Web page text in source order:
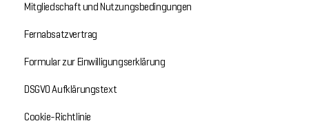
Mitgliedschaft und Nutzungsbedingungen
Fernabsatzvertrag
Formular zur Einwilligungserklärung
DSGVO Aufklärungstext
Cookie-Richtlinie